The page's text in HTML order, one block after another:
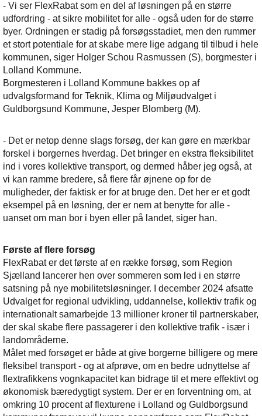
- Vi ser FlexRabat som en del af løsningen på en større
udfordring - at sikre mobilitet for alle - også uden for de større
byer. Ordningen er stadig på forsøgsstadiet, men den rummer
et stort potentiale for at skabe mere lige adgang til tilbud i hele
kommunen, siger Holger Schou Rasmussen (S), borgmester i
Lolland Kommune.
Borgmesteren i Lolland Kommune bakkes op af
udvalgsformand for Teknik, Klima og Miljøudvalget i
Guldborgsund Kommune, Jesper Blomberg (M).
- Det er netop denne slags forsøg, der kan gøre en mærkbar
forskel i borgernes hverdag. Det bringer en ekstra fleksibilitet
ind i vores kollektive transport, og dermed håber jeg også, at
vi kan ramme bredere, så flere får øjnene op for de
muligheder, der faktisk er for at bruge den. Det her er et godt
eksempel på en løsning, der er nem at benytte for alle -
uanset om man bor i byen eller på landet, siger han.
Første af flere forsøg
FlexRabat er det første af en række forsøg, som Region
Sjælland lancerer hen over sommeren som led i en større
satsning på nye mobilitetsløsninger. I december 2024 afsatte
Udvalget for regional udvikling, uddannelse, kollektiv trafik og
internationalt samarbejde 13 millioner kroner til partnerskaber,
der skal skabe flere passagerer i den kollektive trafik - især i
landområderne.
Målet med forsøget er både at give borgerne billigere og mere
fleksibel transport - og at afprøve, om en bedre udnyttelse af
flextrafikkens vognkapacitet kan bidrage til et mere effektivt og
økonomisk bæredygtigt system. Der er en forventning om, at
omkring 10 procent af flexturene i Lolland og Guldborgsund